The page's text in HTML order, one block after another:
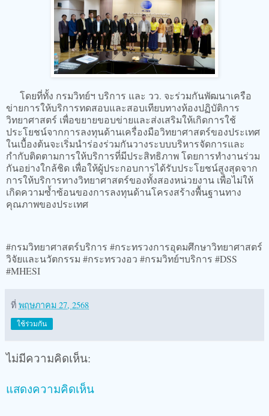
โดยที่ทั้ง กรมวิทย์ฯ บริการ และ วว. จะร่วมกันพัฒนาเครือ
ข่ายการให้บริการทดสอบและสอบเทียบทางห้องปฏิบัติการ
วิทยาศาสตร์ เพื่อขยายขอบข่ายและส่งเสริมให้เกิดการใช้
ประโยชน์จากการลงทุนด้านเครื่องมือวิทยาศาสตร์ของประเทศ
ในเบื้องต้นจะเริ่มนำร่องร่วมกันวางระบบบริหารจัดการและ
กำกับติดตามการให้บริการที่มีประสิทธิภาพ โดยการทำงานร่วม
กันอย่างใกล้ชิด เพื่อให้ผู้ประกอบการได้รับประโยชน์สูงสุดจาก
การให้บริการทางวิทยาศาสตร์ของทั้งสองหน่วยงาน เพื่อไม่ให้
เกิดความซ้ำซ้อนของการลงทุนด้านโครงสร้างพื้นฐานทาง
คุณภาพของประเทศ
#กรมวิทยาศาสตร์บริการ #กระทรวงการอุดมศึกษาวิทยาศาสตร์
วิจัยและนวัตกรรม #กระทรวงอว #กรมวิทย์ฯบริการ #DSS
#MHESI
ที่ พฤษภาคม 27, 2568
ใช้ร่วมกัน
ไม่มีความคิดเห็น:
แสดงความคิดเห็น